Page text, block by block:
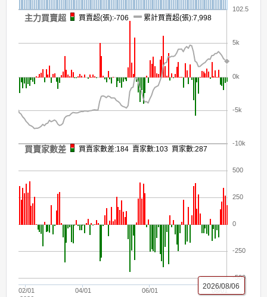
02/01
04/01 06/01 08/01
102.5
-10k
-5k
0k
5k
-500
-250
0
250
500
2026/08/06
主力買賣超 買賣超(張):-706 累計買賣超(張):7,998
買賣家數差 買賣家數差:184 賣家數:103 買家數:287